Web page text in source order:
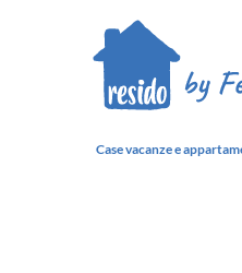
Case vacanze e